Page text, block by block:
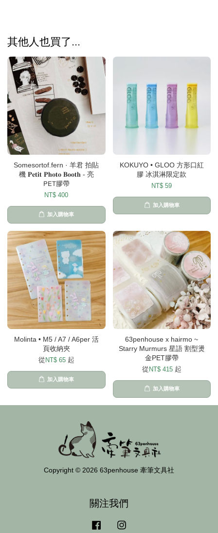
其他人也買了...
Somesortof.fern · 羊君 拍貼
機 𝐏𝐞𝐭𝐢𝐭 𝐏𝐡𝐨𝐭𝐨 𝐁𝐨𝐨𝐭𝐡 - 亮
𝖯𝖤𝖳膠帶
NT$ 400
加入購物車
KOKUYO • GLOO 方形口紅
膠 冰淇淋限定款
NT$ 59
加入購物車
Molinta • M5 / A7 / A6per 活
頁收納夾
從 NT$ 65 起
加入購物車
63penhouse x hairmo ~
Starry Murmurs 星語 割型燙
金PET膠帶
從 NT$ 415 起
加入購物車
Copyright © 2026 63penhouse 牽筆文具社
關注我們
Facebook